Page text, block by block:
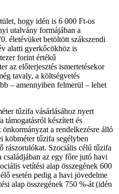
hogy idén is 6 000 Ft-os
utalvány formájában a
életévüket betöltött szákszendi
alatti gyerkőcökhöz is
forint értékű
az előterjesztés ismertetésekor
tavaly, a költségvetés
– amennyiben felmerül – lehet
tűzifa vásárlásához nyert
támogatásról készített és
a rendelkezésre álló
köbméter tűzifa segélyben
rászorulókat. Szociális célú tűzifa
családjában az egy főre jutó havi
vetítési alap összegének 600
esetén pedig a havi jövedelme
alap összegének 750 %-át (idén